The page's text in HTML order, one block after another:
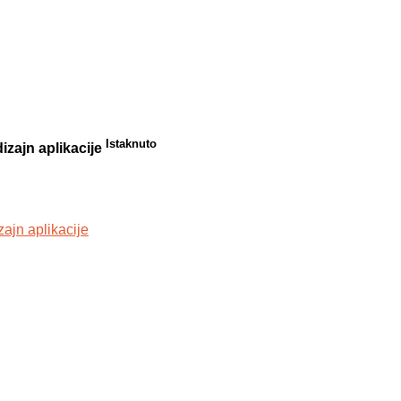
aplikacije Istaknuto